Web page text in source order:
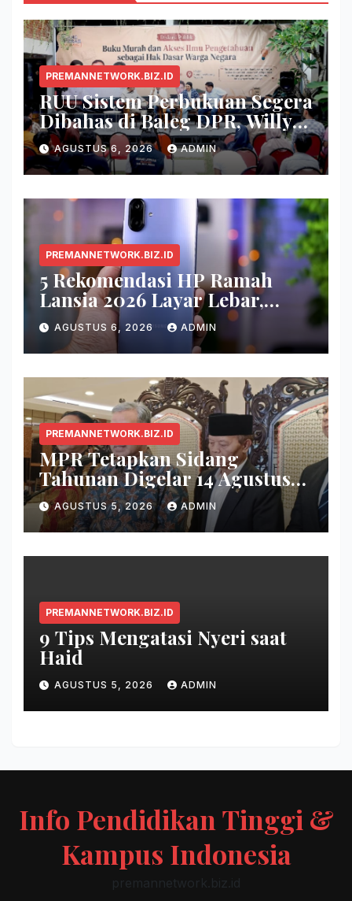
PREMANNETWORK.BIZ.ID
RUU Sistem Perbukuan Segera
Dibahas di Baleg DPR, Willy
Aditya: Buku Itu Makanan
Otak
AGUSTUS 6, 2026 ADMIN
PREMANNETWORK.BIZ.ID
5 Rekomendasi HP Ramah
Lansia 2026 Layar Lebar,
Menu Simpel, dan Baterai
Awet
AGUSTUS 6, 2026 ADMIN
PREMANNETWORK.BIZ.ID
MPR Tetapkan Sidang
Tahunan Digelar 14 Agustus
2026
AGUSTUS 5, 2026 ADMIN
PREMANNETWORK.BIZ.ID
9 Tips Mengatasi Nyeri saat
Haid
AGUSTUS 5, 2026 ADMIN
Info Pendidikan Tinggi &
Kampus Indonesia
premannetwork.biz.id